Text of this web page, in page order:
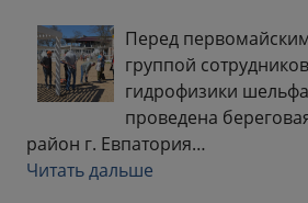
Перед
группой
гидрофизики
проведена
район г. Евпатория…
Читать дальше